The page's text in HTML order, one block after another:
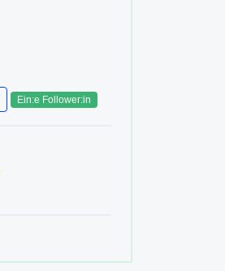
Ein:e Follower:in